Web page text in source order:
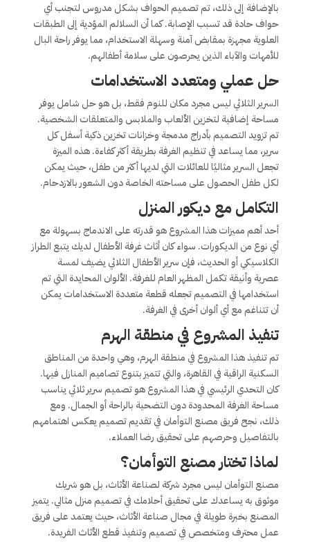
بالإضافة إلى ذلك، تم تصميم الحواف بشكل مدروس لتجنب أي
حواف حادة قد تسبب الإصابة. كما أن السلالم المؤدية إلى الطبقات
العلوية مجهزة بمقابض آمنة وسهلة الاستخدام، مما يوفر راحة البال
للأمهات والآباء الذين يحرصون على سلامة أطفالهم.
حل عملي ومتعدد الاستخدامات
السرير الثلاثي ليس مجرد مكان للنوم فقط، بل هو حل شامل يوفر
مساحة إضافية لتخزين الألعاب والملابس والمتعلقات الشخصية.
تم تزويد التصميم بأدراج مدمجة وخزانات تخزين ذكية أسفل كل
سرير، مما يساعد في تنظيم الغرفة بطريقة أكثر كفاءة. هذه الميزة
تجعل السرير مثاليًا للعائلات التي لديها أكثر من طفل، حيث يمكن
لكل طفل الحصول على مساحته الخاصة دون الشعور بالازدحام.
التكامل مع ديكور المنزل
أحد أهم مميزات هذا المشروع هو قدرته على الاندماج بسهولة مع
أي نوع من الديكورات. سواء كان أثاث غرفة الأطفال لديك يتبع الطراز
الكلاسيكي أو الحديث، فإن سرير الأطفال الثلاثي يضيف لمسة
عصرية وأنيقة تكمل المظهر العام للغرفة. الألوان المحايدة التي تم
استخدامها في التصميم تجعله قطعة متعددة الاستخدامات يمكن
أن تتناغم مع أي ألوان أخرى في الغرفة.
تنفيذ المشروع في منطقة الهرم
تم تنفيذ هذا المشروع في منطقة الهرم، وهي واحدة من المناطق
السكنية الراقية في القاهرة، والتي تتميز بتنوع تصاميم المنازل فيها.
كان التحدي الرئيسي في هذا المشروع هو تصميم سرير ثلاثي يناسب
مساحة الغرفة المحدودة دون التضحية بالراحة أو الجمال. ومع
ذلك، نجح فريق مصنع التوأمان في تقديم تصميم يعكس اهتمامهم
بالتفاصيل وحرصهم على تحقيق رضا العملاء.
لماذا تختار مصنع التوأمان؟
مصنع التوأمان ليس مجرد شركة لصناعة الأثاث، بل هو شريك
موثوق به يساعدك على تحقيق أحلامك في تصميم منزل مثالي. يتميز
المصنع بخبرة طويلة في مجال صناعة الأثاث، حيث يعتمد على فريق
عمل محترف ومتخصص في تصميم وتنفيذ قطع الأثاث الفريدة.